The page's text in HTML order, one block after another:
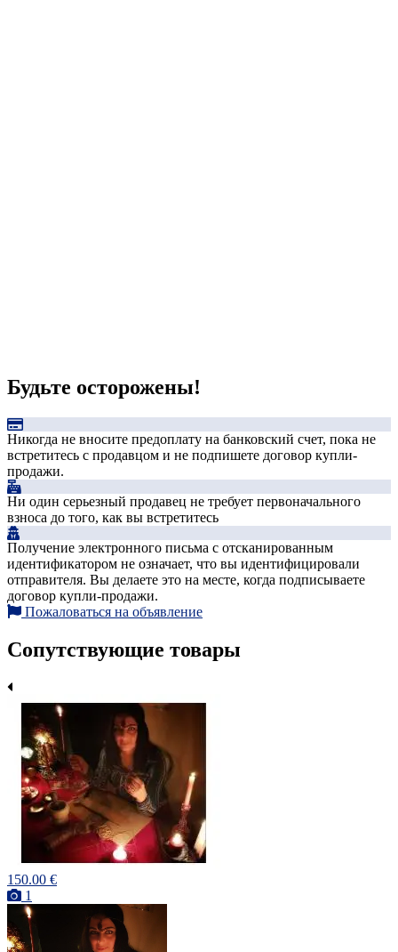
Будьте осторожены!
Никогда не вносите предоплату на банковский счет, пока не
встретитесь с продавцом и не подпишете договор купли-
продажи.
Ни один серьезный продавец не требует первоначального
взноса до того, как вы встретитесь
Получение электронного письма с отсканированным
идентификатором не означает, что вы идентифицировали
отправителя. Вы делаете это на месте, когда подписываете
договор купли-продажи.
Пожаловаться на объявление
Сопутствующие товары
150.00 €
1